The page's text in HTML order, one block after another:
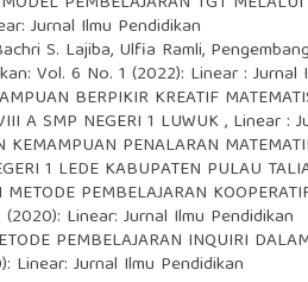
Jurnal Ilmu Pendidikan
S. Lajiba, Ulfia Ramli,
Vol. 6 No. 1 (2022): Linear : Jurnal
BERPIKIR KREATIF
A SMP NEGERI 1 LUWUK, Linear :
KEMAMPUAN PENALARAN
1 LEDE KABUPATEN PULAU
METODE PEMBELAJARAN
Linear: Jurnal Ilmu Pendidikan
PEMBELAJARAN INQUIRI
Linear: Jurnal Ilmu Pendidikan